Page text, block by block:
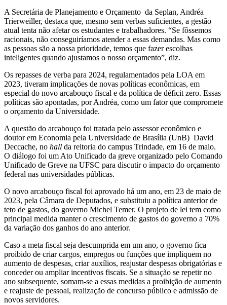
A Secretária de Planejamento e Orçamento da Seplan, Andréa
Trierweiller, destaca que, mesmo sem verbas suficientes, a gestão
atual tenta não afetar os estudantes e trabalhadores. “Se fôssemos
racionais, não conseguiríamos atender a essas demandas. Mas como
as pessoas são a nossa prioridade, temos que fazer escolhas
inteligentes quando ajustamos o nosso orçamento”, diz.
Os repasses de verba para 2024, regulamentados pela LOA em
2023, tiveram implicações de novas políticas econômicas, em
especial do novo arcabouço fiscal e da política de déficit zero. Essas
políticas são apontadas, por Andréa, como um fator que compromete
o orçamento da Universidade.
A questão do arcabouço foi tratada pelo assessor econômico e
doutor em Economia pela Universidade de Brasília (UnB) David
Deccache, no hall da reitoria do campus Trindade, em 16 de maio.
O diálogo foi um Ato Unificado da greve organizado pelo Comando
Unificado de Greve na UFSC para discutir o impacto do orçamento
federal nas universidades públicas.
O novo arcabouço fiscal foi aprovado há um ano, em 23 de maio de
2023, pela Câmara de Deputados, e substituiu a política anterior de
teto de gastos, do governo Michel Temer. O projeto de lei tem como
principal medida manter o crescimento de gastos do governo a 70%
da variação dos ganhos do ano anterior.
Caso a meta fiscal seja descumprida em um ano, o governo fica
proibido de criar cargos, empregos ou funções que impliquem no
aumento de despesas, criar auxílios, reajustar despesas obrigatórias e
conceder ou ampliar incentivos fiscais. Se a situação se repetir no
ano subsequente, somam-se a essas medidas a proibição de aumento
e reajuste de pessoal, realização de concurso público e admissão de
novos servidores.